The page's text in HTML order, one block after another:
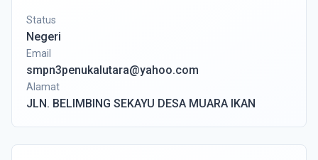
Status
Negeri
Email
smpn3penukalutara@yahoo.com
Alamat
JLN. BELIMBING SEKAYU DESA MUARA IKAN